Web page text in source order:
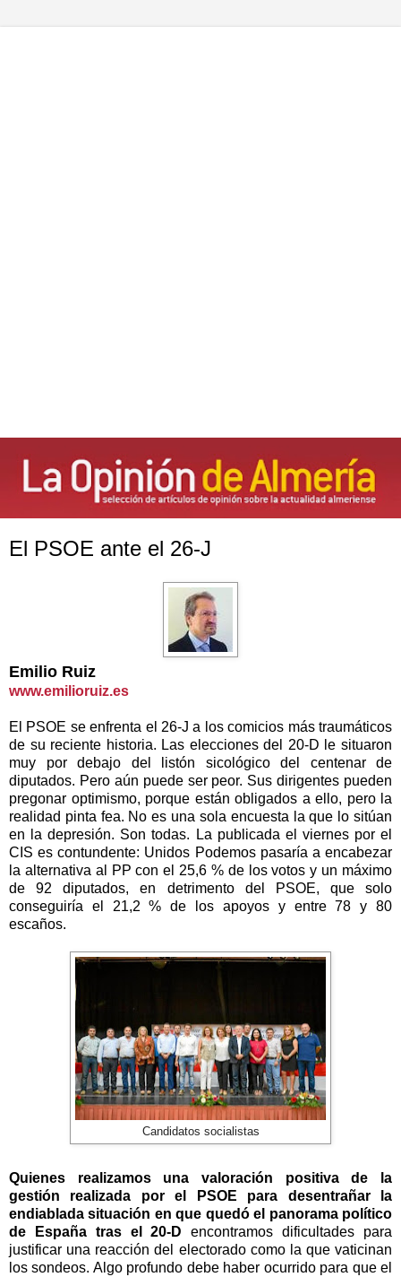
El PSOE ante el 26-J
Emilio Ruiz
www.emilioruiz.es
El PSOE se enfrenta el 26-J a los comicios más traumáticos
de su reciente historia. Las elecciones del 20-D le situaron
muy por debajo del listón sicológico del centenar de
diputados. Pero aún puede ser peor. Sus dirigentes pueden
pregonar optimismo, porque están obligados a ello, pero la
realidad pinta fea. No es una sola encuesta la que lo sitúan
en la depresión. Son todas. La publicada el viernes por el
CIS es contundente: Unidos Podemos pasaría a encabezar
la alternativa al PP con el 25,6 % de los votos y un máximo
de 92 diputados, en detrimento del PSOE, que solo
conseguiría el 21,2 % de los apoyos y entre 78 y 80
escaños.
Candidatos socialistas
Quienes realizamos una valoración positiva de la
gestión realizada por el PSOE para desentrañar la
endiablada situación en que quedó el panorama político
de España tras el 20-D encontramos dificultades para
justificar una reacción del electorado como la que vaticinan
los sondeos. Algo profundo debe haber ocurrido para que el